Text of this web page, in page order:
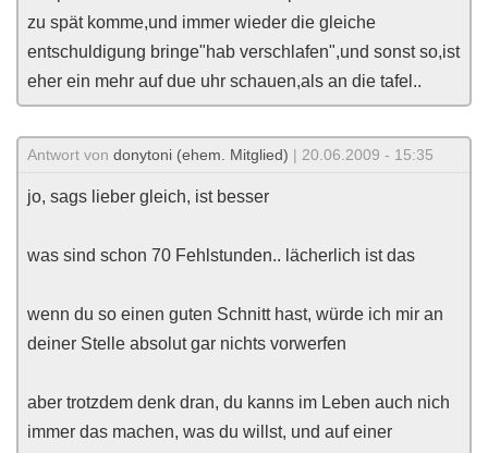
zu spät komme,und immer wieder die gleiche
entschuldigung bringe"hab verschlafen",und sonst so,ist
eher ein mehr auf due uhr schauen,als an die tafel..
Antwort von donytoni (ehem. Mitglied) | 20.06.2009 - 15:35
jo, sags lieber gleich, ist besser
was sind schon 70 Fehlstunden.. lächerlich ist das
wenn du so einen guten Schnitt hast, würde ich mir an
deiner Stelle absolut gar nichts vorwerfen
aber trotzdem denk dran, du kanns im Leben auch nich
immer das machen, was du willst, und auf einer